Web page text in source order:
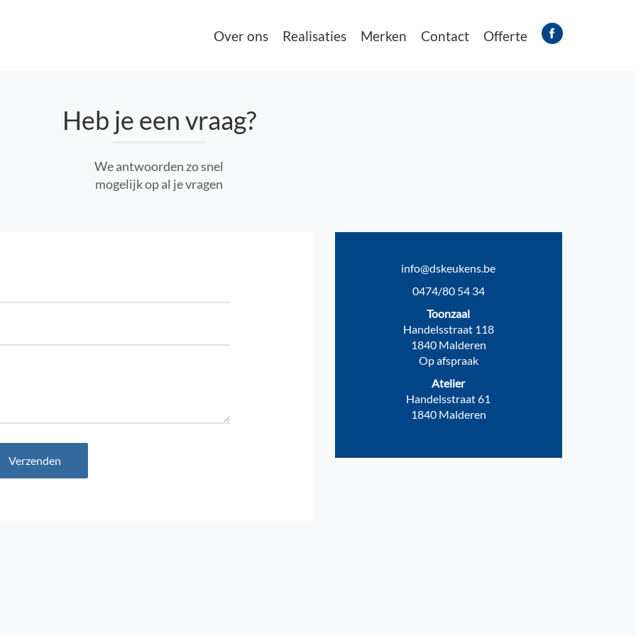
Over ons Realisaties Merken Contact Offerte
Heb je een vraag?
We antwoorden zo snel
mogelijk op al je vragen
info@dskeukens.be
0474/80 54 34
Toonzaal
Handelsstraat 118
1840 Malderen
Op afspraak
Atelier
Handelsstraat 61
1840 Malderen